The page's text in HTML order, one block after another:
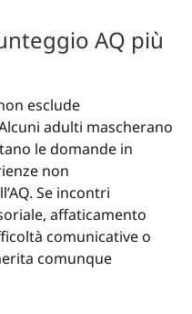
AQ più
esclude
adulti mascherano
le domande in
non
Se incontri
affaticamento
comunicative o
comunque